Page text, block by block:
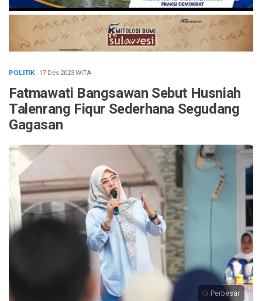
POLITIK· 17 Des 2023WITA
Fatmawati Bangsawan Sebut Husniah
Talenrang Fiqur Sederhana Segudang
Gagasan
Perbesar